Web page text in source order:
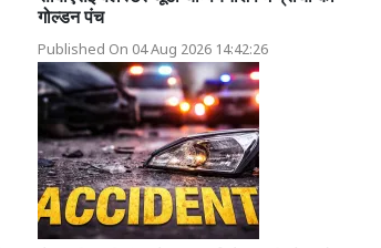
गोल्डन पंच
Published On 04 Aug 2026 14:42:26